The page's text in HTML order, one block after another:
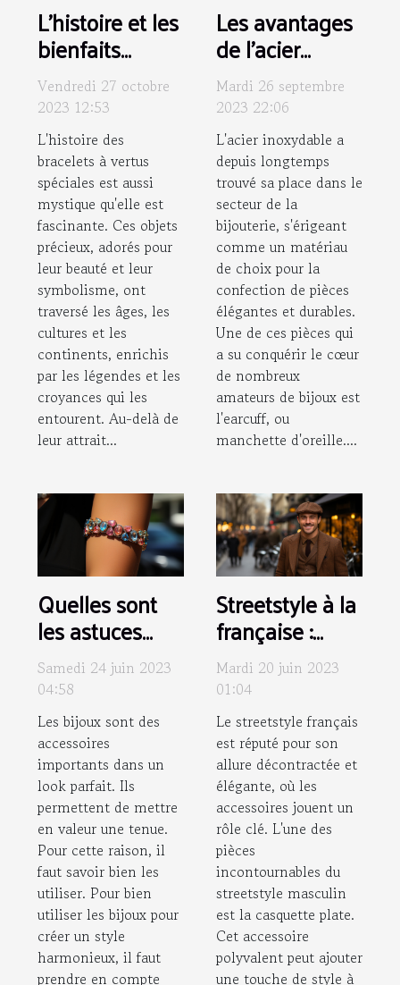
L'histoire et les
bienfaits
mystiques des
bracelets à
vertus
spéciales
Vendredi 27 octobre
2023 12:53
L'histoire des
bracelets à vertus
spéciales est aussi
mystique qu'elle est
fascinante. Ces objets
précieux, adorés pour
leur beauté et leur
symbolisme, ont
traversé les âges, les
cultures et les
continents, enrichis
par les légendes et les
croyances qui les
entourent. Au-delà de
leur attrait...
Les avantages
de l'acier
inoxydable
dans les bijoux:
focus sur
l'earcuff
Mardi 26 septembre
2023 22:06
L'acier inoxydable a
depuis longtemps
trouvé sa place dans le
secteur de la
bijouterie, s'érigeant
comme un matériau
de choix pour la
confection de pièces
élégantes et durables.
Une de ces pièces qui
a su conquérir le cœur
de nombreux
amateurs de bijoux est
l'earcuff, ou
manchette d'oreille....
Quelles sont
les astuces
pour
harmoniser ses
bijoux et sa
tenue ?
Samedi 24 juin 2023
04:58
Les bijoux sont des
accessoires
importants dans un
look parfait. Ils
permettent de mettre
en valeur une tenue.
Pour cette raison, il
faut savoir bien les
utiliser. Pour bien
utiliser les bijoux pour
créer un style
harmonieux, il faut
prendre en compte
Streetstyle à la
française :
Comment
associer une
casquette
plate homme à
votre tenue ?
Mardi 20 juin 2023
01:04
Le streetstyle français
est réputé pour son
allure décontractée et
élégante, où les
accessoires jouent un
rôle clé. L'une des
pièces
incontournables du
streetstyle masculin
est la casquette plate.
Cet accessoire
polyvalent peut ajouter
une touche de style à